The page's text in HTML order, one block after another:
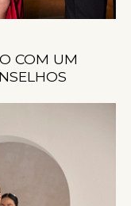
COM UM